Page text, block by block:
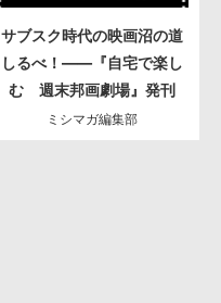
サブスク時代の映画沼の道
しるべ！――『自宅で楽し
む 週末邦画劇場』発刊
ミシマガ編集部